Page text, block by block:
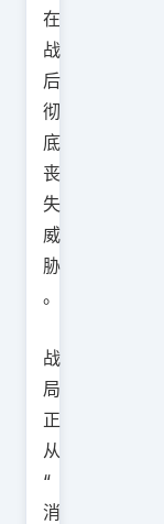
在
战
后
彻
底
丧
失
威
胁
。
战
局
正
从
“
消